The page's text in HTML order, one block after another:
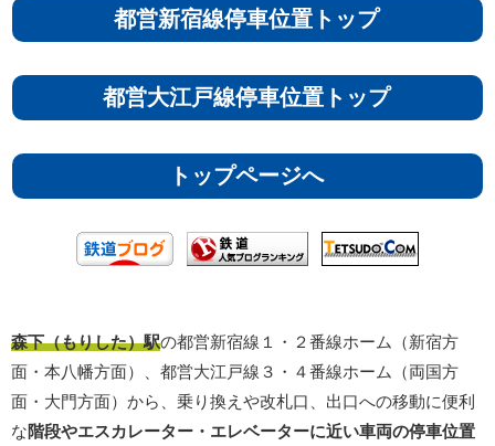
都営新宿線停車位置トップ
都営大江戸線停車位置トップ
トップページへ
森下（もりした）駅の都営新宿線１・２番線ホーム（新宿方
面・本八幡方面）、都営大江戸線３・４番線ホーム（両国方
面・大門方面）から、乗り換えや改札口、出口への移動に便利
な階段やエスカレーター・エレベーターに近い車両の停車位置